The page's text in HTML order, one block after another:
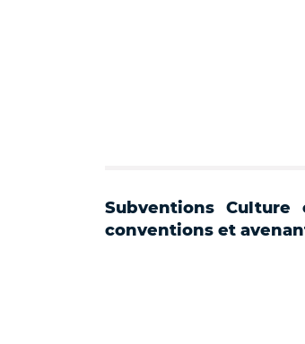
Subventions Culture
conventions et